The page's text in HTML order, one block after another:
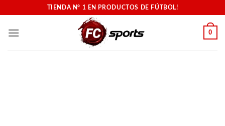
contenido
TIENDA N° 1 EN PRODUCTOS DE FÚTBOL!
0